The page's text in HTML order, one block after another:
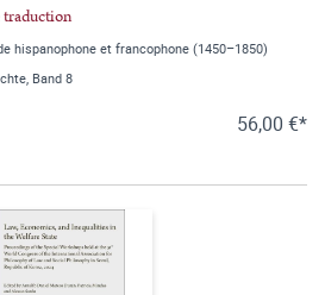
traduction
hispanophone et francophone (1450–1850)
Band 8
56,00 €*